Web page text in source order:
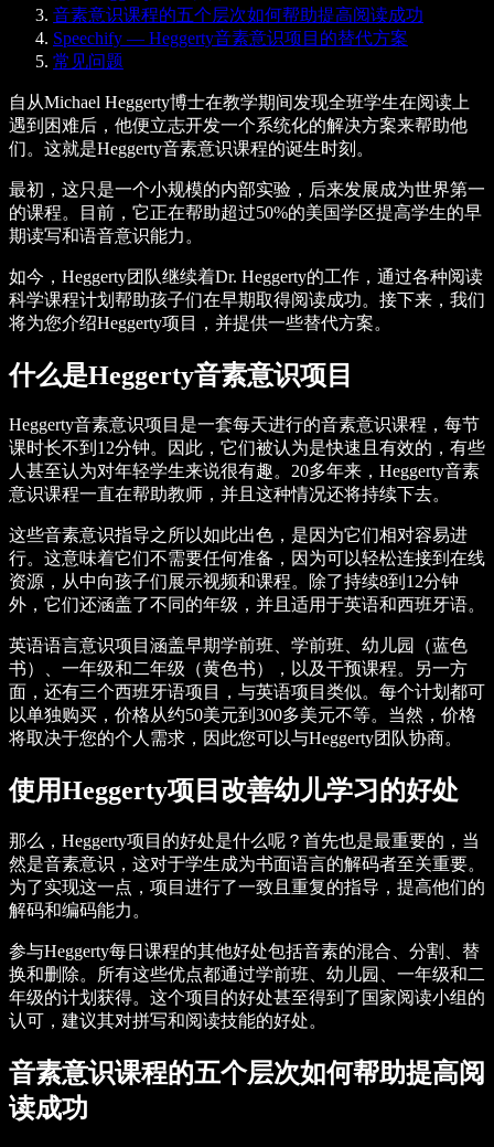
音素意识课程的五个层次如何帮助提高阅读成功
Speechify — Heggerty音素意识项目的替代方案
常见问题
自从Michael Heggerty博士在教学期间发现全班学生在阅读上
遇到困难后，他便立志开发一个系统化的解决方案来帮助他
们。这就是Heggerty音素意识课程的诞生时刻。
最初，这只是一个小规模的内部实验，后来发展成为世界第一
的课程。目前，它正在帮助超过50%的美国学区提高学生的早
期读写和语音意识能力。
如今，Heggerty团队继续着Dr. Heggerty的工作，通过各种阅读
科学课程计划帮助孩子们在早期取得阅读成功。接下来，我们
将为您介绍Heggerty项目，并提供一些替代方案。
什么是Heggerty音素意识项目
Heggerty音素意识项目是一套每天进行的音素意识课程，每节
课时长不到12分钟。因此，它们被认为是快速且有效的，有些
人甚至认为对年轻学生来说很有趣。20多年来，Heggerty音素
意识课程一直在帮助教师，并且这种情况还将持续下去。
这些音素意识指导之所以如此出色，是因为它们相对容易进
行。这意味着它们不需要任何准备，因为可以轻松连接到在线
资源，从中向孩子们展示视频和课程。除了持续8到12分钟
外，它们还涵盖了不同的年级，并且适用于英语和西班牙语。
英语语言意识项目涵盖早期学前班、学前班、幼儿园（蓝色
书）、一年级和二年级（黄色书），以及干预课程。另一方
面，还有三个西班牙语项目，与英语项目类似。每个计划都可
以单独购买，价格从约50美元到300多美元不等。当然，价格
将取决于您的个人需求，因此您可以与Heggerty团队协商。
使用Heggerty项目改善幼儿学习的好处
那么，Heggerty项目的好处是什么呢？首先也是最重要的，当
然是音素意识，这对于学生成为书面语言的解码者至关重要。
为了实现这一点，项目进行了一致且重复的指导，提高他们的
解码和编码能力。
参与Heggerty每日课程的其他好处包括音素的混合、分割、替
换和删除。所有这些优点都通过学前班、幼儿园、一年级和二
年级的计划获得。这个项目的好处甚至得到了国家阅读小组的
认可，建议其对拼写和阅读技能的好处。
音素意识课程的五个层次如何帮助提高阅
读成功